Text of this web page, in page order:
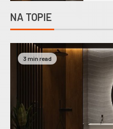
NA TOPIE
3 min read